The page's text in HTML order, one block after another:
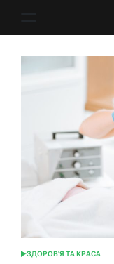
ОПУБЛІКУВАТИ
ЗДОРОВ'Я ТА КРАСА